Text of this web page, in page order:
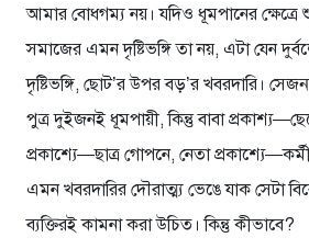
আমার বোধগম্য নয়। যদিও ধূমপানের ক্ষেত্রে
সমাজের এমন দৃষ্টিভঙ্গি তা নয়, এটা যেন
দৃষ্টিভঙ্গি, ছোট’র উপর বড়’র খবরদারি।
পুত্র দুইজনই ধূমপায়ী, কিন্তু বাবা
প্রকাশ্যে—ছাত্র গোপনে, নেতা
এমন খবরদারির দৌরাত্ম্য ভেঙে যাক সেটা
ব্যক্তিরই কামনা করা উচিত। কিন্তু কীভাবে?